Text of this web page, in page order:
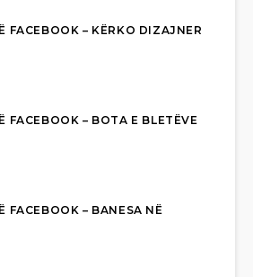
FACEBOOK – KËRKO DIZAJNER
FACEBOOK – BOTA E BLETËVE
FACEBOOK – BANESA NË